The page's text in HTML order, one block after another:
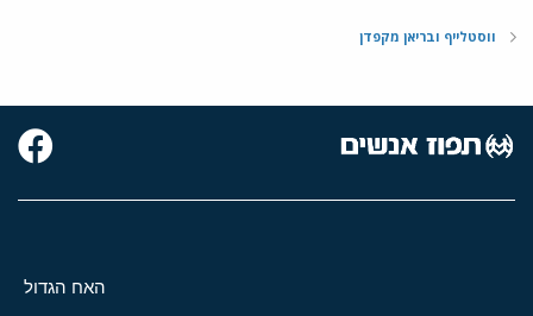
ווסטלייף ובריאן מקפדן
האח הגדול